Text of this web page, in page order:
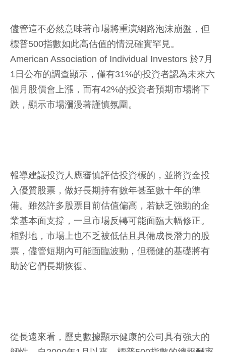
儘管這不必然意味著市場將重演網路泡沫崩盤，但
標普500指數如此高估值的情況確實罕見。
American Association of Individual Investors 於7月
1日公布的調查顯示，僅有31%的投資者認為未來六
個月股價會上漲，而有42%的投資者預期市場將下
跌，顯示市場瀰漫著謹慎氛圍。
報導建議投資人應審慎評估投資標的，並將資金投
入優質股票，做好長期持有數年甚至數十年的準
備。雖然許多股票目前估值偏高，若缺乏強勁的企
業基本面支撐，一旦市場反轉可能面臨大幅修正。
相對地，市場上也不乏被低估且具備成長潛力的股
票，儘管短期內可能面臨波動，但穩健的基礎將有
助於它們長期恢復。
從長遠來看，歷史數據顯示健康的公司具有強大的